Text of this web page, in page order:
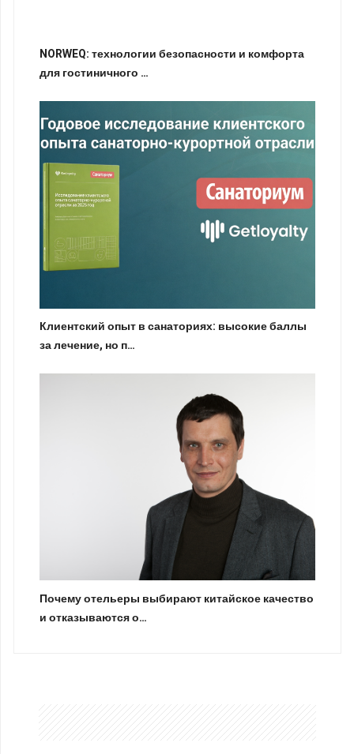
NORWEQ: технологии безопасности и комфорта
для гостиничного …
Клиентский опыт в санаториях: высокие баллы
за лечение, но п…
Почему отельеры выбирают китайское качество
и отказываются о…